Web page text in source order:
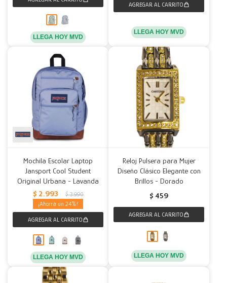
LLEGA HOY MVD
LLEGA HOY MVD
Mochila Escolar Laptop
Jansport Cool Student
Original Urbana - Lavanda
$ 2.993 $ 3.990
24
LLEGA HOY MVD
Reloj Pulsera para Mujer
Diseño Clásico Elegante con
Brillos - Dorado
$ 459
LLEGA HOY MVD